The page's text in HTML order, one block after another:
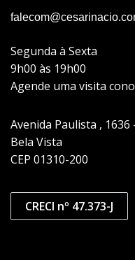
Segunda à Sexta
9h00 às 19h00
Agende uma visita
Avenida Paulista , 1636
Bela Vista
CEP 01310-200
CRECI nº 47.373-J